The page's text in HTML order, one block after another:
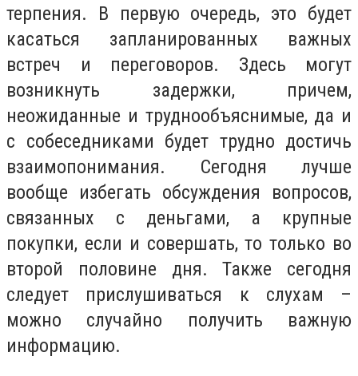
терпения. В первую очередь, это будет
касаться запланированных важных
встреч и переговоров. Здесь могут
возникнуть задержки, причем,
неожиданные и труднообъяснимые, да и
с собеседниками будет трудно достичь
взаимопонимания. Сегодня лучше
вообще избегать обсуждения вопросов,
связанных с деньгами, а крупные
покупки, если и совершать, то только во
второй половине дня. Также сегодня
следует прислушиваться к слухам –
можно случайно получить важную
информацию.